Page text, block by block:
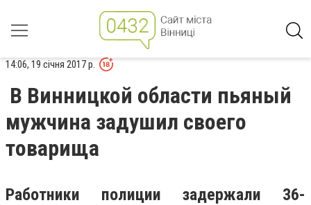
14:06, 19 січня 2017 р.
В Винницкой области пьяный
мужчина задушил своего
товарища
Работники полиции задержали 36-